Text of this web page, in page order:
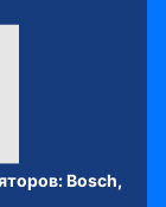
Bosch,